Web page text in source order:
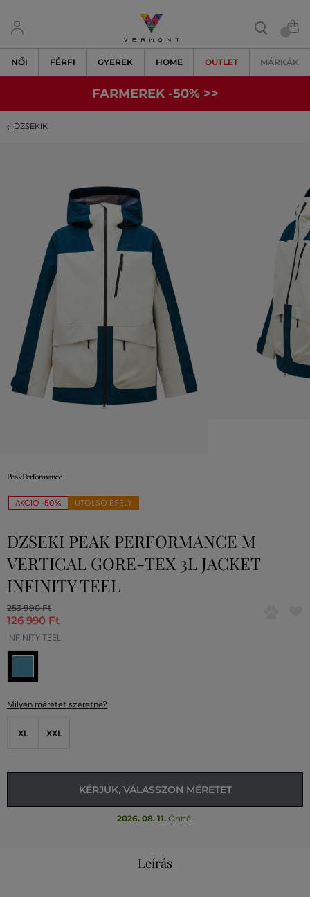
NŐI FÉRFI GYEREK HOME OUTLET MÁRKÁK
FARMEREK -50% >>
DZSEKIK
AKCIÓ -50% UTOLSÓ ESÉLY
DZSEKI PEAK PERFORMANCE M
VERTICAL GORE-TEX 3L JACKET
INFINITY TEEL
253 990 Ft
126 990 Ft
INFINITY TEEL
Milyen méretet szeretne?
XL XXL
KÉRJÜK, VÁLASSZON MÉRETET
2026. 08. 11. Önnél
Leírás